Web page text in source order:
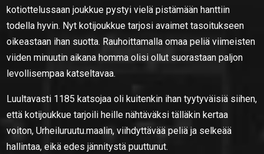
kotiottelussaan joukkue pystyi vielä pistämään hanttiin
todella hyvin. Nyt kotijoukkue tarjosi avaimet tasoitukseen
oikeastaan ihan suotta. Rauhoittamalla omaa peliä viimeisten
viiden minuutin aikana homma olisi ollut suorastaan paljon
levollisempaa katseltavaa.
Luultavasti 1185 katsojaa oli kuitenkin ihan tyytyväisiä siihen,
että kotijoukkue tarjoili heille nähtäväksi tälläkin kertaa
voiton, Urheiluruutu.maalin, viihdyttävää peliä ja selkeää
hallintaa, eikä edes jännitystä puuttunut.